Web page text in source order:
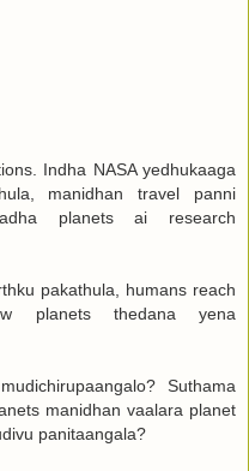
Indha NASA yedhukaaga
manidhan travel panni
planets ai research
pakathula, humans reach
planets thedana yena
Suthama
manidhan vaalara planet
panitaangala?